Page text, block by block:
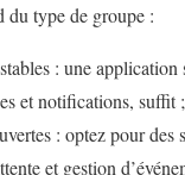
type de groupe :
: une
et notifications, suffit ;
: optez pour des
et gestion